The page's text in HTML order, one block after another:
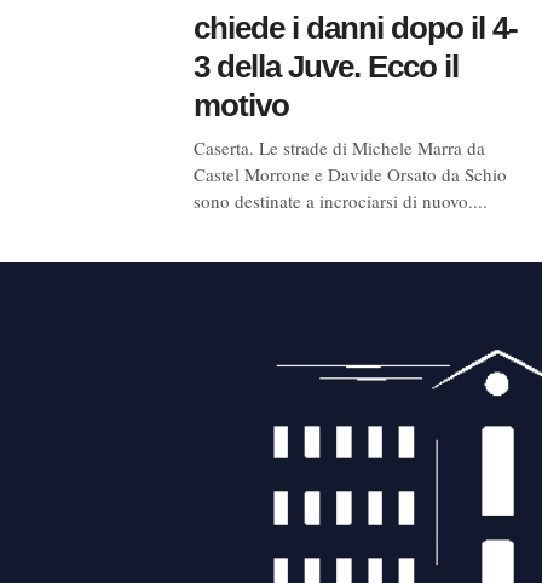
chiede i danni dopo il 4-
3 della Juve. Ecco il
motivo
Caserta. Le strade di Michele Marra da
Castel Morrone e Davide Orsato da Schio
sono destinate a incrociarsi di nuovo....